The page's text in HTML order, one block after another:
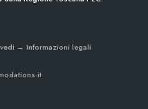
vedi → Informazioni legali